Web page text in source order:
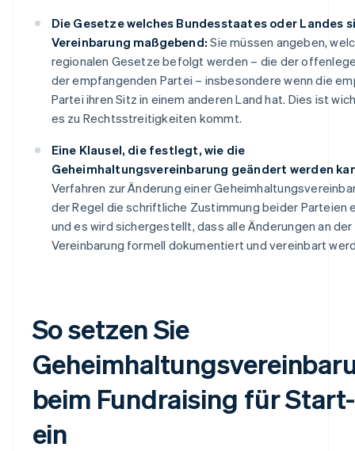
Die Gesetze welches Bundesstaates oder Landes
Vereinbarung maßgebend: Sie müssen angeben,
regionalen Gesetze befolgt werden – die der
der empfangenden Partei – insbesondere wenn die
Partei ihren Sitz in einem anderen Land hat. Dies ist
es zu Rechtsstreitigkeiten kommt.
Eine Klausel, die festlegt, wie die
Geheimhaltungsvereinbarung geändert werden
Verfahren zur Änderung einer
der Regel die schriftliche Zustimmung beider Parteien
und es wird sichergestellt, dass alle Änderungen an der
Vereinbarung formell dokumentiert und vereinbart
So setzen Sie
beim Fundraising für
ein